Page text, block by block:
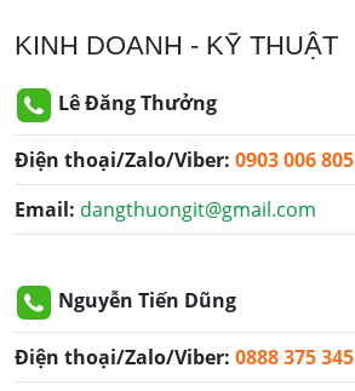
KINH DOANH - KỸ THUẬT
Lê Đăng Thưởng
Điện thoại/Zalo/Viber: 0903 006 805
Email: dangthuongit@gmail.com
Nguyễn Tiến Dũng
Điện thoại/Zalo/Viber: 0888 375 345